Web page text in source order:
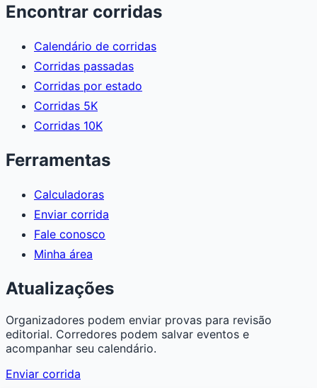
Encontrar corridas
Calendário de corridas
Corridas passadas
Corridas por estado
Corridas 5K
Corridas 10K
Ferramentas
Calculadoras
Enviar corrida
Fale conosco
Minha área
Atualizações
Organizadores podem enviar provas para revisão
editorial. Corredores podem salvar eventos e
acompanhar seu calendário.
Enviar corrida